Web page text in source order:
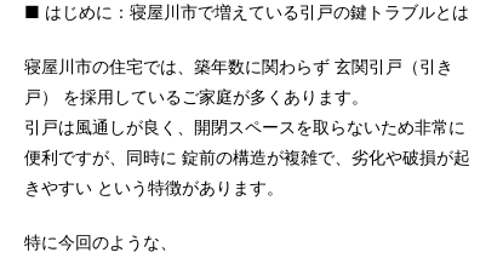
■ はじめに：寝屋川市で増えている引戸の鍵トラブルとは
寝屋川市の住宅では、築年数に関わらず 玄関引戸（引き
戸） を採用しているご家庭が多くあります。
引戸は風通しが良く、開閉スペースを取らないため非常に
便利ですが、同時に 錠前の構造が複雑で、劣化や破損が起
きやすい という特徴があります。
特に今回のような、